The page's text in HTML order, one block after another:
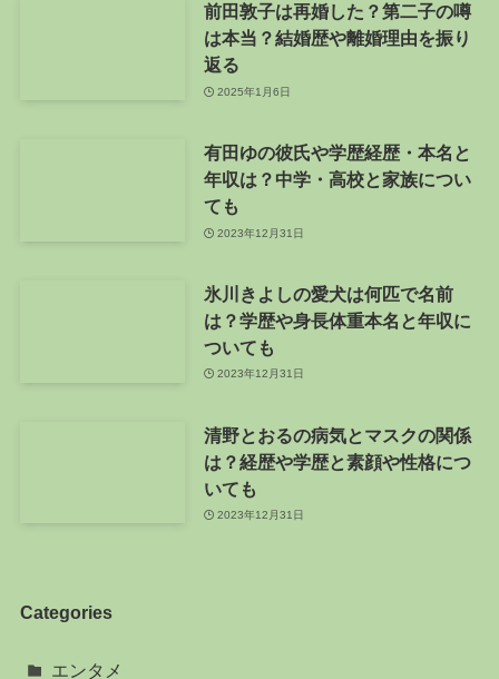
前田敦子は再婚した？第二子の噂
は本当？結婚歴や離婚理由を振り
返る
2025年1月6日
有田ゆの彼氏や学歴経歴・本名と
年収は？中学・高校と家族につい
ても
2023年12月31日
氷川きよしの愛犬は何匹で名前
は？学歴や身長体重本名と年収に
ついても
2023年12月31日
清野とおるの病気とマスクの関係
は？経歴や学歴と素顔や性格につ
いても
2023年12月31日
Categories
エンタメ